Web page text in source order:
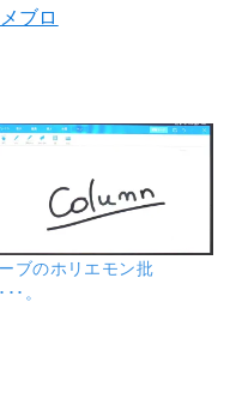
ブロ
ブのホリエモン批
･。